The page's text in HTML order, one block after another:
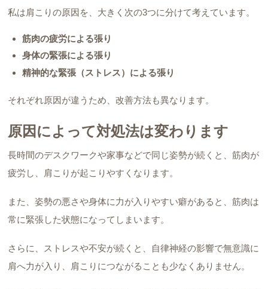
私は肩こりの原因を、大きく次の3つに分けて考えています。
筋肉の疲労による張り
身体の緊張による張り
精神的な緊張（ストレス）による張り
それぞれ原因が違うため、改善方法も異なります。
原因によって対処法は変わります
長時間のデスクワークや家事などで同じ姿勢が続くと、筋肉が
疲労し、肩こりが起こりやすくなります。
また、姿勢の悪さや身体に力が入りやすい癖があると、筋肉は
常に緊張した状態になってしまいます。
さらに、ストレスや不安が続くと、自律神経の影響で無意識に
肩へ力が入り、肩こりにつながることも少なくありません。